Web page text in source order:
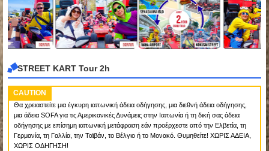
STREET KART Tour 2h
CAUTION
Θα χρειαστείτε μια έγκυρη ιαπωνική άδεια οδήγησης, μια διεθνή άδεια οδήγησης,
μια άδεια SOFA για τις Αμερικανικές Δυνάμεις στην Ιαπωνία ή τη δική σας άδεια
οδήγησης με επίσημη ιαπωνική μετάφραση εάν προέρχεστε από την Ελβετία, τη
Γερμανία, τη Γαλλία, την Ταϊβάν, το Βέλγιο ή το Μονακό. Θυμηθείτε! ΧΩΡΙΣ ΑΔΕΙΑ,
ΧΩΡΙΣ ΟΔΗΓΗΣΗ!